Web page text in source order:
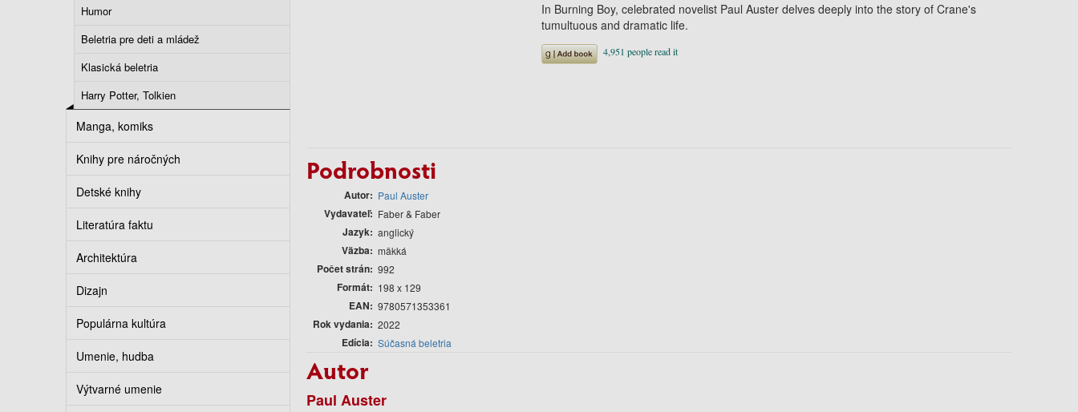
Humor
Beletria pre deti a mládež
Klasická beletria
Harry Potter, Tolkien
Manga, komiks
Knihy pre náročných
Detské knihy
Literatúra faktu
Architektúra
Dizajn
Populárna kultúra
Umenie, hudba
Výtvarné umenie
In Burning Boy, celebrated novelist Paul Auster delves deeply into the story of Crane's
tumultuous and dramatic life.
Podrobnosti
Autor Paul Auster
Vydavateľ Faber & Faber
Jazyk anglický
Väzba mäkká
Počet strán 992
Formát 198 x 129
EAN 9780571353361
Rok vydania 2022
Edícia Súčasná beletria
Autor
Paul Auster